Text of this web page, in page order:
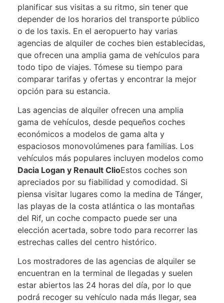
planificar sus visitas a su ritmo, sin tener que
depender de los horarios del transporte público
o de los taxis. En el aeropuerto hay varias
agencias de alquiler de coches bien establecidas,
que ofrecen una amplia gama de vehículos para
todo tipo de viajes. Tómese su tiempo para
comparar tarifas y ofertas y encontrar la mejor
opción para su estancia.
Las agencias de alquiler ofrecen una amplia
gama de vehículos, desde pequeños coches
económicos a modelos de gama alta y
espaciosos monovolúmenes para familias. Los
vehículos más populares incluyen modelos como
Dacia Logan y Renault ClioEstos coches son
apreciados por su fiabilidad y comodidad. Si
piensa visitar lugares como la medina de Tánger,
las playas de la costa atlántica o las montañas
del Rif, un coche compacto puede ser una
elección acertada, sobre todo para recorrer las
estrechas calles del centro histórico.
Los mostradores de las agencias de alquiler se
encuentran en la terminal de llegadas y suelen
estar abiertos las 24 horas del día, por lo que
podrá recoger su vehículo nada más llegar, sea